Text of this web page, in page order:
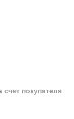
счет покупателя